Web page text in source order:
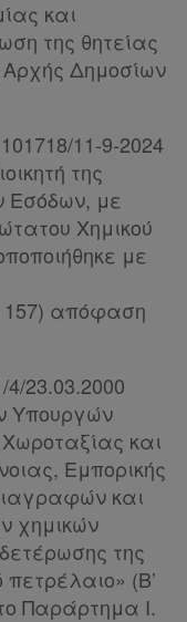
και
της θητείας
Αρχής Δημοσίων
11-9-2024
της
Εσόδων, με
Χημικού
με
157) απόφαση
23.03.2000
Υπουργών
και
Εμπορικής
και
χημικών
της
(Β’
Παράρτημα Ι.